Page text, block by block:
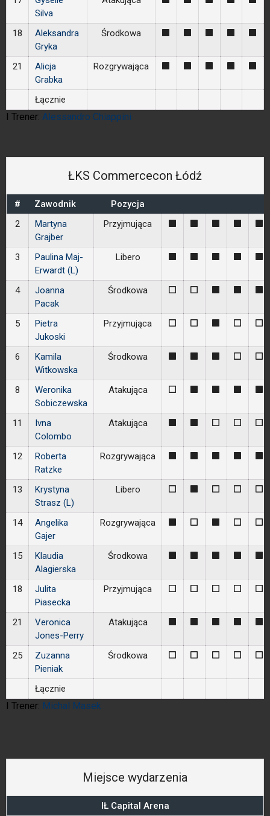
Silva
18
Aleksandra
Gryka
Środkowa
21
Alicja
Grabka
Rozgrywająca
Łącznie
I Trener: Alessandro Chiappini
ŁKS Commercecon Łódź
# Zawodnik
Pozycja
2
Martyna
Grajber
Przyjmująca
3
Paulina Maj-
Erwardt (L)
Libero
4
Joanna
Pacak
Środkowa 0 0
5
Pietra
Jukoski
Przyjmująca 0 0 0 0
6
Kamila
Witkowska
Środkowa 0 0
8
Weronika
Sobiczewska
Atakująca 0
11
Ivna
Colombo
Atakująca 0 0 0
12
Roberta
Ratzke
Rozgrywająca
13
Krystyna
Strasz (L)
Libero 0 0 0 0
14
Angelika
Gajer
Rozgrywająca 0 0 0
15
Klaudia
Alagierska
Środkowa
18
Julita
Piasecka
Przyjmująca 0 0 0 0 0
21
Veronica
Jones-Perry
Atakująca
25
Zuzanna
Pieniak
Środkowa 0 0 0 0 0
Łącznie
I Trener: Michal Masek
Miejsce wydarzenia
IŁ Capital Arena